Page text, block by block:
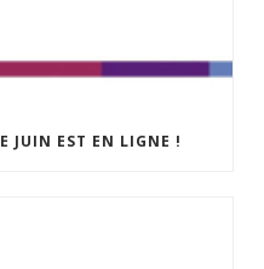
JUIN EST EN LIGNE !